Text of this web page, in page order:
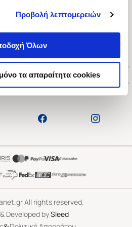
Προβολή λεπτομερειών
Όλων
τα απαραίτητα cookies
1-3, Αθήνα 106 79
09:00-21:00
All rights reserved.
Developed bySleed